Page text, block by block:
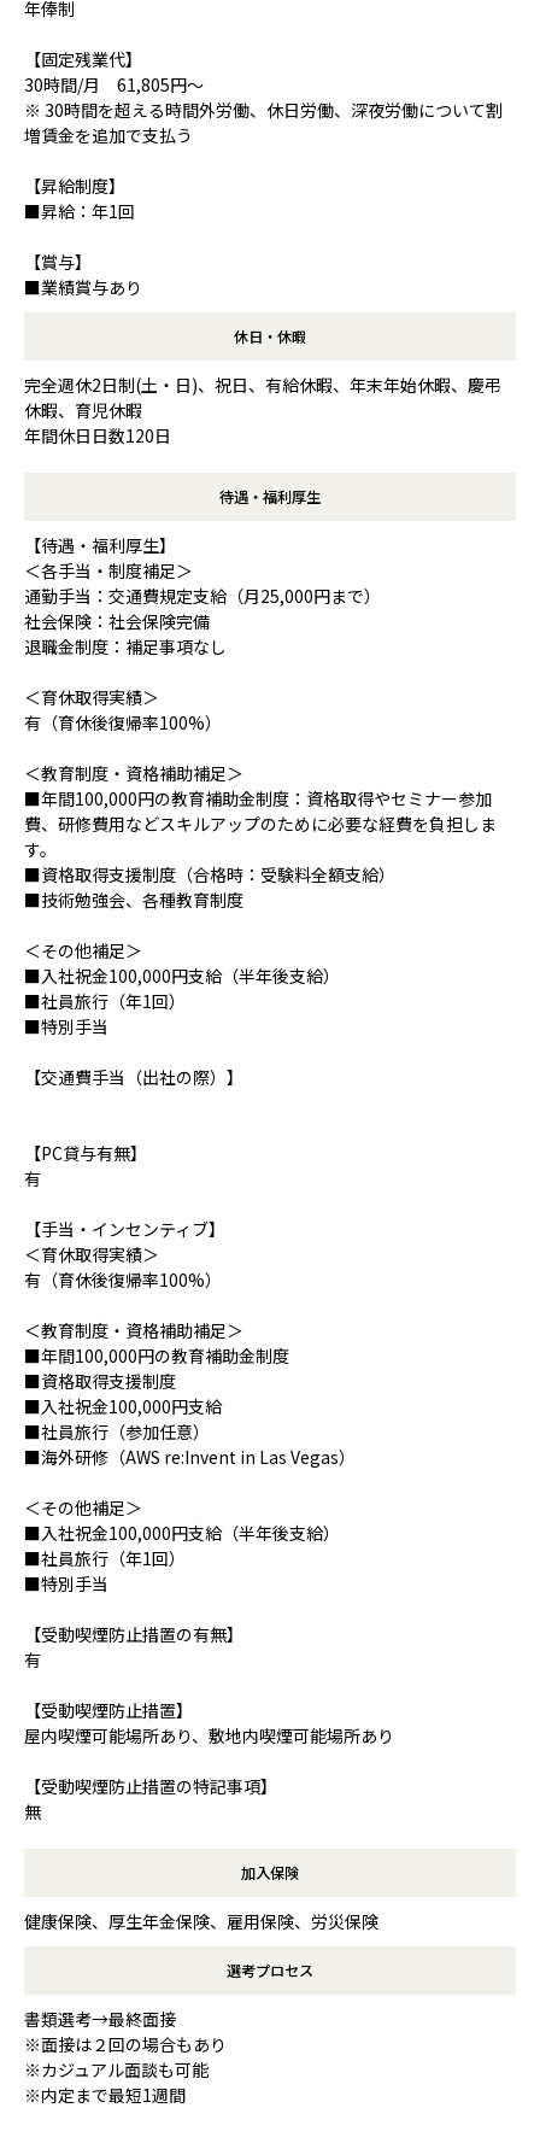
年俸制
【固定残業代】
30時間/月 61,805円～
※ 30時間を超える時間外労働、休日労働、深夜労働について割
増賃金を追加で支払う
【昇給制度】
■昇給：年1回
【賞与】
■業績賞与あり
休日・休暇
完全週休2日制(土・日)、祝日、有給休暇、年末年始休暇、慶弔
休暇、育児休暇
年間休日日数120日
待遇・福利厚生
【待遇・福利厚生】
＜各手当・制度補足＞
通勤手当：交通費規定支給（月25,000円まで）
社会保険：社会保険完備
退職金制度：補足事項なし
＜育休取得実績＞
有（育休後復帰率100%）
＜教育制度・資格補助補足＞
■年間100,000円の教育補助金制度：資格取得やセミナー参加
費、研修費用などスキルアップのために必要な経費を負担しま
す。
■資格取得支援制度（合格時：受験料全額支給）
■技術勉強会、各種教育制度
＜その他補足＞
■入社祝金100,000円支給（半年後支給）
■社員旅行（年1回）
■特別手当
【交通費手当（出社の際）】
【PC貸与有無】
有
【手当・インセンティブ】
＜育休取得実績＞
有（育休後復帰率100%）
＜教育制度・資格補助補足＞
■年間100,000円の教育補助金制度
■資格取得支援制度
■入社祝金100,000円支給
■社員旅行（参加任意）
■海外研修（AWS re:Invent in Las Vegas）
＜その他補足＞
■入社祝金100,000円支給（半年後支給）
■社員旅行（年1回）
■特別手当
【受動喫煙防止措置の有無】
有
【受動喫煙防止措置】
屋内喫煙可能場所あり、敷地内喫煙可能場所あり
【受動喫煙防止措置の特記事項】
無
加入保険
健康保険、厚生年金保険、雇用保険、労災保険
選考プロセス
書類選考→最終面接
※面接は２回の場合もあり
※カジュアル面談も可能
※内定まで最短1週間